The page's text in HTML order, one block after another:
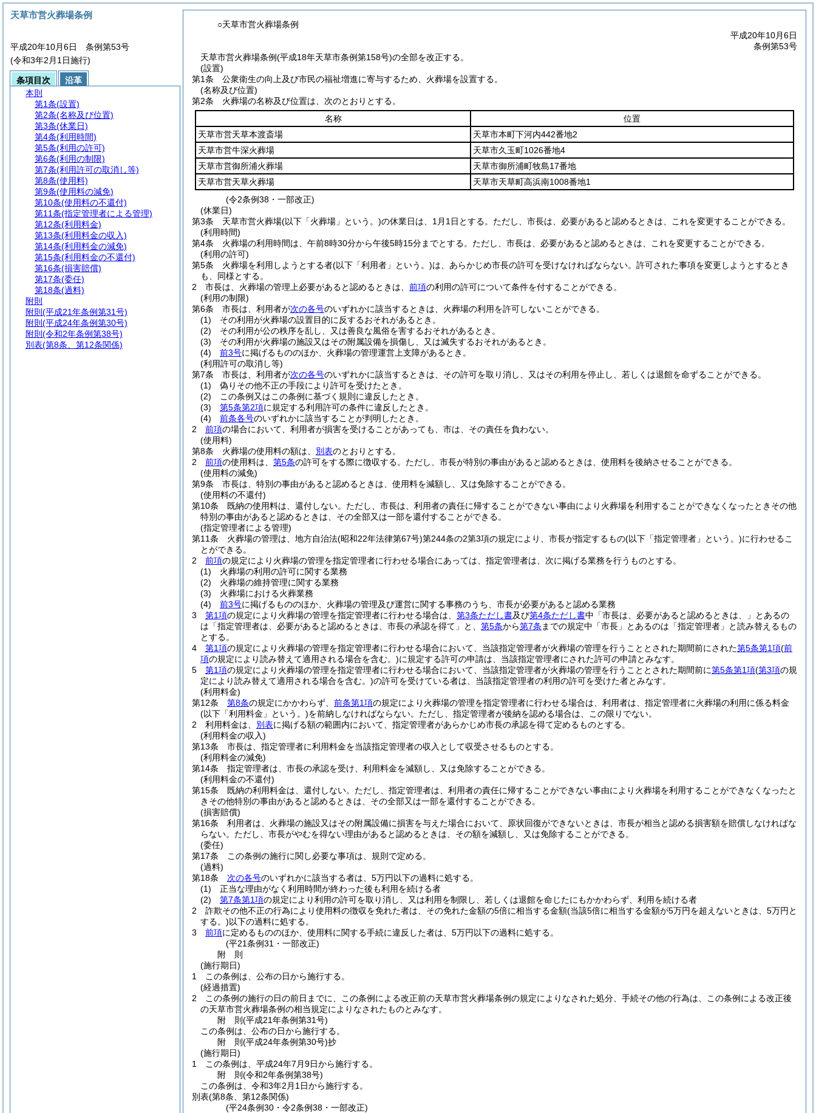
○天草市営火葬場条例
平成20年10月6日
条例第53号
天草市営火葬場条例(平成18年天草市条例第158号)の全部を改正する。
(設置)
第1条
公衆衛生の向上及び市民の福祉増進に寄与するため、火葬場を設置する。
(名称及び位置)
第2条
火葬場の名称及び位置は、次のとおりとする。
名称
位置
天草市営天草本渡斎場
天草市本町下河内442番地2
天草市営牛深火葬場
天草市久玉町1026番地4
天草市営御所浦火葬場
天草市御所浦町牧島17番地
天草市営天草火葬場
天草市天草町高浜南1008番地1
(令2条例38・一部改正)
(休業日)
第3条
天草市営火葬場(以下「火葬場」という。)の休業日は、1月1日とする。 ただし、市長は、必要があると認めるときは、これを変更することができる。
(利用時間)
第4条
火葬場の利用時間は、午前8時30分から午後5時15分までとする。 ただし、市長は、必要があると認めるときは、これを変更することができる。
(利用の許可)
第5条
火葬場を利用しようとする者(以下「利用者」という。)は、あらかじめ市長の許可を受けなければならない。 許可された事項を変更しようとするとき
も、同様とする。
2
市長は、火葬場の管理上必要があると認めるときは、 前項の利用の許可について条件を付することができる。
(利用の制限)
第6条
市長は、利用者が次の各号のいずれかに該当するときは、火葬場の利用を許可しないことができる。
(1)
その利用が火葬場の設置目的に反するおそれがあるとき。
(2)
その利用が公の秩序を乱し、又は善良な風俗を害するおそれがあるとき。
(3)
その利用が火葬場の施設又はその附属設備を損傷し、又は滅失するおそれがあるとき。
(4)
前3号に掲げるもののほか、火葬場の管理運営上支障があるとき。
(利用許可の取消し等)
第7条
市長は、利用者が次の各号のいずれかに該当するときは、その許可を取り消し、又はその利用を停止し、若しくは退館を命ずることができる。
(1)
偽りその他不正の手段により許可を受けたとき。
(2)
この条例又はこの条例に基づく規則に違反したとき。
(3)
第5条第2項に規定する利用許可の条件に違反したとき。
(4)
前条各号のいずれかに該当することが判明したとき。
2
前項の場合において、利用者が損害を受けることがあっても、市は、その責任を負わない。
(使用料)
第8条
火葬場の使用料の額は、 別表のとおりとする。
2
前項の使用料は、 第5条の許可をする際に徴収する。 ただし、市長が特別の事由があると認めるときは、使用料を後納させることができる。
(使用料の減免)
第9条
市長は、特別の事由があると認めるときは、使用料を減額し、又は免除することができる。
(使用料の不還付)
第10条
既納の使用料は、還付しない。 ただし、市長は、利用者の責任に帰することができない事由により火葬場を利用することができなくなったときその他
特別の事由があると認めるときは、その全部又は一部を還付することができる。
(指定管理者による管理)
第11条
火葬場の管理は、地方自治法(昭和22年法律第67号)第244条の2第3項の規定により、市長が指定するもの(以下「指定管理者」という。)に行わせるこ
とができる。
2
前項の規定により火葬場の管理を指定管理者に行わせる場合にあっては、指定管理者は、次に掲げる業務を行うものとする。
(1)
火葬場の利用の許可に関する業務
(2)
火葬場の維持管理に関する業務
(3)
火葬場における火葬業務
(4)
前3号に掲げるもののほか、火葬場の管理及び運営に関する事務のうち、市長が必要があると認める業務
3
第1項の規定により火葬場の管理を指定管理者に行わせる場合は、 第3条ただし書及び第4条ただし書中「市長は、必要があると認めるときは、」とあるの
は「指定管理者は、必要があると認めるときは、市長の承認を得て」と、 第5条から第7条 までの規定中「市長」とあるのは「指定管理者」と読み替えるもの
とする。
4
第1項の規定により火葬場の管理を指定管理者に行わせる場合において、当該指定管理者が火葬場の管理を行うこととされた期間前にされた第5条第1項(前
項の規定により読み替えて適用される場合を含む。)に規定する許可の申請は、当該指定管理者にされた許可の申請とみなす。
5
第1項の規定により火葬場の管理を指定管理者に行わせる場合において、当該指定管理者が火葬場の管理を行うこととされた期間前に第5条第1項(第3項の規
定により読み替えて適用される場合を含む。)の許可を受けている者は、当該指定管理者の利用の許可を受けた者とみなす。
(利用料金)
第12条
第8条の規定にかかわらず、 前条第1項の規定により火葬場の管理を指定管理者に行わせる場合は、利用者は、指定管理者に火葬場の利用に係る料金
(以下「利用料金」という。)を前納しなければならない。 ただし、指定管理者が後納を認める場合は、この限りでない。
2
利用料金は、 別表に掲げる額の範囲内において、指定管理者があらかじめ市長の承認を得て定めるものとする。
(利用料金の収入)
第13条
市長は、指定管理者に利用料金を当該指定管理者の収入として収受させるものとする。
(利用料金の減免)
第14条
指定管理者は、市長の承認を受け、利用料金を減額し、又は免除することができる。
(利用料金の不還付)
第15条
既納の利用料金は、還付しない。 ただし、指定管理者は、利用者の責任に帰することができない事由により火葬場を利用することができなくなったと
きその他特別の事由があると認めるときは、その全部又は一部を還付することができる。
(損害賠償)
第16条
利用者は、火葬場の施設又はその附属設備に損害を与えた場合において、原状回復ができないときは、市長が相当と認める損害額を賠償しなければな
らない。 ただし、市長がやむを得ない理由があると認めるときは、その額を減額し、又は免除することができる。
(委任)
第17条
この条例の施行に関し必要な事項は、規則で定める。
(過料)
第18条
次の各号のいずれかに該当する者は、5万円以下の過料に処する。
(1)
正当な理由がなく利用時間が終わった後も利用を続ける者
(2)
第7条第1項の規定により利用の許可を取り消し、又は利用を制限し、若しくは退館を命じたにもかかわらず、利用を続ける者
2
詐欺その他不正の行為により使用料の徴収を免れた者は、その免れた金額の5倍に相当する金額(当該5倍に相当する金額が5万円を超えないときは、5万円と
する。)以下の過料に処する。
3
前項に定めるもののほか、使用料に関する手続に違反した者は、5万円以下の過料に処する。
(平21条例31・一部改正)
附 則
(施行期日)
1
この条例は、公布の日から施行する。
(経過措置)
2
この条例の施行の日の前日までに、この条例による改正前の天草市営火葬場条例の規定によりなされた処分、手続その他の行為は、この条例による改正後
の天草市営火葬場条例の相当規定によりなされたものとみなす。
附 則(平成21年条例第31号)
この条例は、公布の日から施行する。
附 則(平成24年条例第30号)抄
(施行期日)
1
この条例は、平成24年7月9日から施行する。
附 則(令和2年条例第38号)
この条例は、令和3年2月1日から施行する。
別表(第8条、第12条関係)
(平24条例30・令2条例38・一部改正)
天草市営火葬場条例
平成20年10月6日 条例第53号
(令和3年2月1日施行)
条項目次
沿革
本則
第1条(設置)
第2条(名称及び位置)
第3条(休業日)
第4条(利用時間)
第5条(利用の許可)
第6条(利用の制限)
第7条(利用許可の取消し等)
第8条(使用料)
第9条(使用料の減免)
第10条(使用料の不還付)
第11条(指定管理者による管理)
第12条(利用料金)
第13条(利用料金の収入)
第14条(利用料金の減免)
第15条(利用料金の不還付)
第16条(損害賠償)
第17条(委任)
第18条(過料)
附則
附則 (平成21年条例第31号)
附則 (平成24年条例第30号)
附則 (令和2年条例第38号)
別表(第8条、第12条関係)